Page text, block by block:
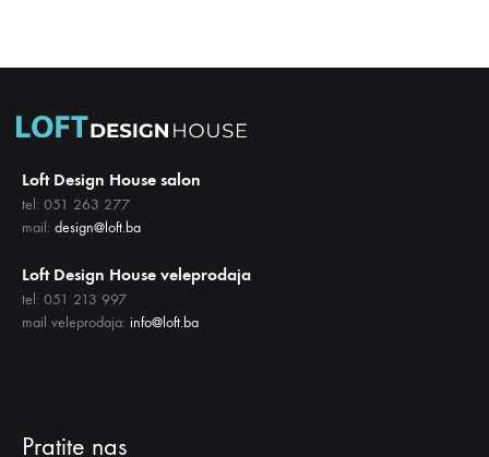
Loft Design House salon
tel: 051 263 277
mail: design@loft.ba
Loft Design House veleprodaja
tel: 051 213 997
mail veleprodaja: info@loft.ba
Pratite nas